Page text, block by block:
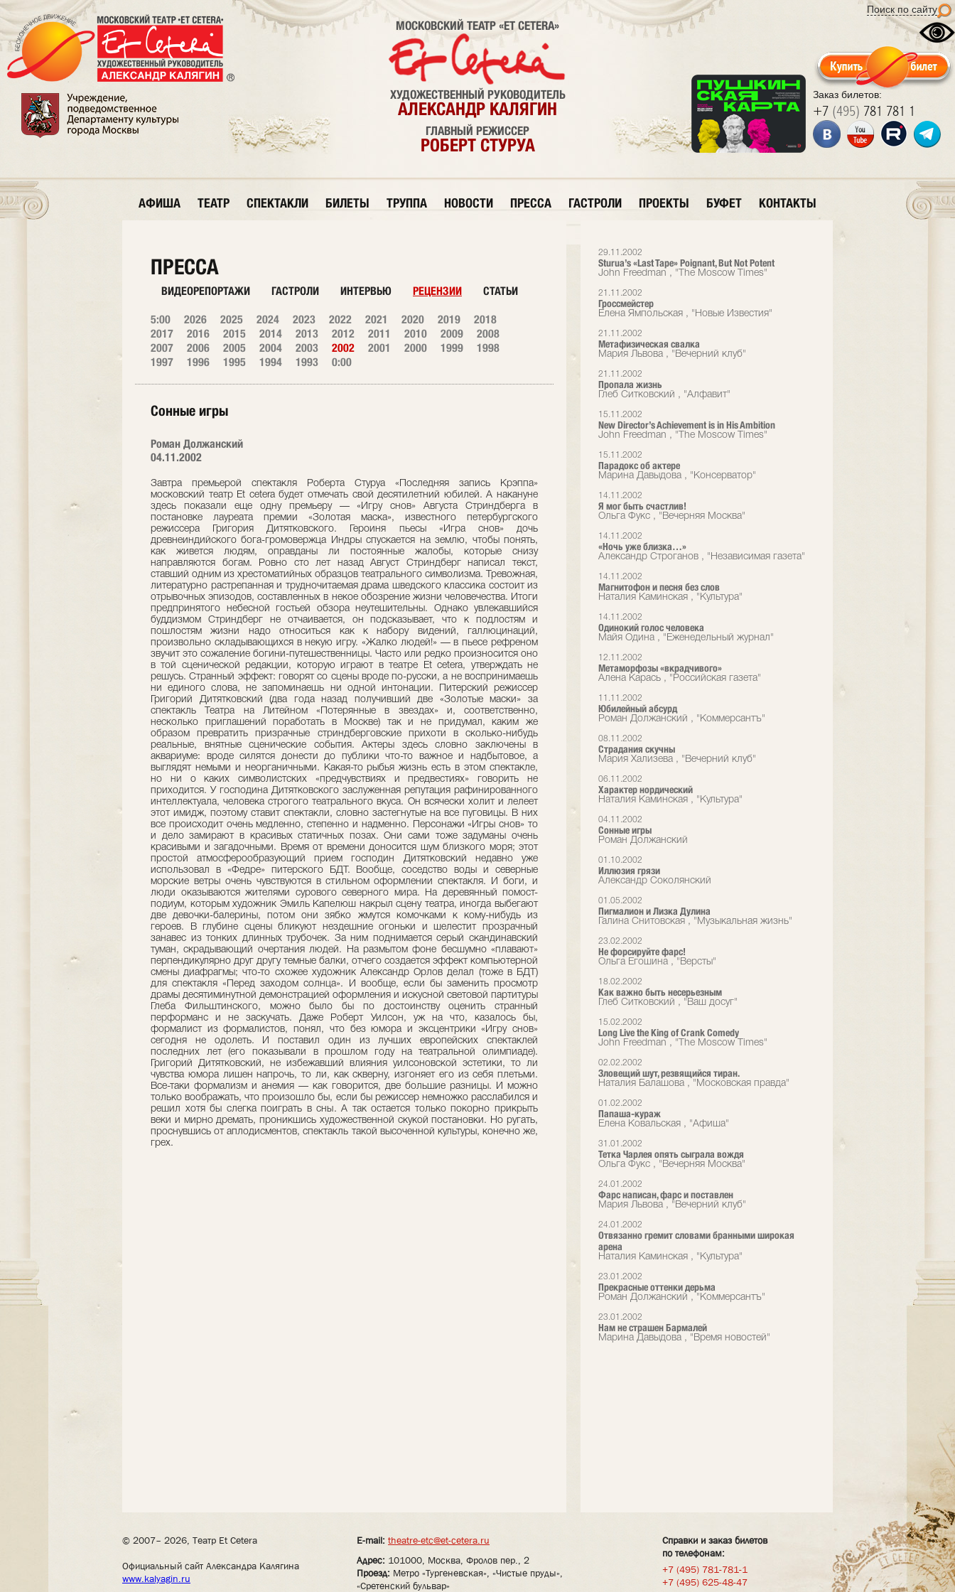
Поиск по сайту
Заказ билетов:
+7 (495) 781 781 1
МОСКОВСКИЙ ТЕАТР «ET CETERA»
ХУДОЖЕСТВЕННЫЙ РУКОВОДИТЕЛЬ
АЛЕКСАНДР КАЛЯГИН
ГЛАВНЫЙ РЕЖИССЕР
РОБЕРТ СТУРУА
АФИША ТЕАТР СПЕКТАКЛИ БИЛЕТЫ ТРУППА НОВОСТИ ПРЕССА ГАСТРОЛИ ПРОЕКТЫ БУФЕТ КОНТАКТЫ
29.11.2002
Sturua’s «Last Tape» Poignant, But Not Potent
John Freedman , "The Moscow Times"
21.11.2002
Гроссмейстер
Елена Ямпольская , "Новые Известия"
21.11.2002
Метафизическая свалка
Мария Львова , "Вечерний клуб"
21.11.2002
Пропала жизнь
Глеб Ситковский , "Алфавит"
15.11.2002
New Director’s Achievement is in His Ambition
John Freedman , "The Moscow Times"
15.11.2002
Парадокс об актере
Марина Давыдова , "Консерватор"
14.11.2002
Я мог быть счастлив!
Ольга Фукс , "Вечерняя Москва"
14.11.2002
«Ночь уже близка…»
Александр Строганов , "Независимая газета"
14.11.2002
Магнитофон и песня без слов
Наталия Каминская , "Культура"
14.11.2002
Одинокий голос человека
Майя Одина , "Еженедельный журнал"
12.11.2002
Метаморфозы «вкрадчивого»
Алена Карась , "Российская газета"
11.11.2002
Юбилейный абсурд
Роман Должанский , "Коммерсантъ"
08.11.2002
Страдания скучны
Мария Хализева , "Вечерний клуб"
06.11.2002
Характер нордический
Наталия Каминская , "Культура"
04.11.2002
Сонные игры
Роман Должанский
01.10.2002
Иллюзия грязи
Александр Соколянский
01.05.2002
Пигмалион и Лизка Дулина
Галина Снитовская , "Музыкальная жизнь"
23.02.2002
Не форсируйте фарс!
Ольга Егошина , "Версты"
18.02.2002
Как важно быть несерьезным
Глеб Ситковский , "Ваш досуг"
15.02.2002
Long Live the King of Crank Comedy
John Freedman , "The Moscow Times"
02.02.2002
Зловещий шут, резвящийся тиран.
Наталия Балашова , "Московская правда"
01.02.2002
Папаша-кураж
Елена Ковальская , "Афиша"
31.01.2002
Тетка Чарлея опять сыграла вождя
Ольга Фукс , "Вечерняя Москва"
24.01.2002
Фарс написан, фарс и поставлен
Мария Львова , "Вечерний клуб"
24.01.2002
Отвязанно гремит словами бранными широкая
арена
Наталия Каминская , "Культура"
23.01.2002
Прекрасные оттенки дерьма
Роман Должанский , "Коммерсантъ"
23.01.2002
Нам не страшен Бармалей
Марина Давыдова , "Время новостей"
ПРЕССА
ВИДЕОРЕПОРТАЖИ ГАСТРОЛИ ИНТЕРВЬЮ РЕЦЕНЗИИ СТАТЬИ
5:00 2026 2025 2024 2023 2022 2021 2020 2019
2018
2017
2016 2015 2014 2013 2012 2011 2010 2009
2008
2007
2006 2005 2004 2003 2002 2001 2000 1999
1998
1997
1996 1995 1994 1993 0:00
Сонные игры
Роман Должанский
04.11.2002
Завтра премьерой спектакля Роберта Стуруа «Последняя запись Крэппа»
московский театр Et cetera будет отмечать свой десятилетний юбилей. А накануне
здесь показали еще одну премьеру — «Игру снов» Августа Стриндберга в
постановке лауреата премии «Золотая маска», известного петербургского
режиссера Григория Дитятковского. Героиня пьесы «Игра снов» дочь
древнеиндийского бога-громовержца Индры спускается на землю, чтобы понять,
как живется людям, оправданы ли постоянные жалобы, которые снизу
направляются богам. Ровно сто лет назад Август Стриндберг написал текст,
ставший одним из хрестоматийных образцов театрального символизма. Тревожная,
литературно растрепанная и трудночитаемая драма шведского классика состоит из
отрывочных эпизодов, составленных в некое обозрение жизни человечества. Итоги
предпринятого небесной гостьей обзора неутешительны. Однако увлекавшийся
буддизмом Стриндберг не отчаивается, он подсказывает, что к подлостям и
пошлостям жизни надо относиться как к набору видений, галлюцинаций,
произвольно складывающихся в некую игру. «Жалко людей!» — в пьесе рефреном
звучит это сожаление богини-путешественницы. Часто или редко произносится оно
в той сценической редакции, которую играют в театре Et cetera, утверждать не
решусь. Странный эффект: говорят со сцены вроде по-русски, а не воспринимаешь
ни единого слова, не запоминаешь ни одной интонации. Питерский режиссер
Григорий Дитятковский (два года назад получивший две «Золотые маски» за
спектакль Театра на Литейном «Потерянные в звездах» и, соответственно,
несколько приглашений поработать в Москве) так и не придумал, каким же
образом превратить призрачные стриндберговские прихоти в сколько-нибудь
реальные, внятные сценические события. Актеры здесь словно заключены в
аквариуме: вроде силятся донести до публики что-то важное и надбытовое, а
выглядят немыми и неорганичными. Какая-то рыбья жизнь есть в этом спектакле,
но ни о каких символистских «предчувствиях и предвестиях» говорить не
приходится. У господина Дитятковского заслуженная репутация рафинированного
интеллектуала, человека строгого театрального вкуса. Он всячески холит и лелеет
этот имидж, поэтому ставит спектакли, словно застегнутые на все пуговицы. В них
все происходит очень медленно, степенно и надменно. Персонажи «Игры снов» то
и дело замирают в красивых статичных позах. Они сами тоже задуманы очень
красивыми и загадочными. Время от времени доносится шум близкого моря; этот
простой атмосферообразующий прием господин Дитятковский недавно уже
использовал в «Федре» питерского БДТ. Вообще, соседство воды и северные
морские ветры очень чувствуются в стильном оформлении спектакля. И боги, и
люди оказываются жителями сурового северного мира. На деревянный помост-
подиум, которым художник Эмиль Капелюш накрыл сцену театра, иногда выбегают
две девочки-балерины, потом они зябко жмутся комочками к кому-нибудь из
героев. В глубине сцены бликуют нездешние огоньки и шелестит прозрачный
занавес из тонких длинных трубочек. За ним поднимается серый скандинавский
туман, скрадывающий очертания людей. На размытом фоне бесшумно «плавают»
перпендикулярно друг другу темные балки, отчего создается эффект компьютерной
смены диафрагмы; что-то схожее художник Александр Орлов делал (тоже в БДТ)
для спектакля «Перед заходом солнца». И вообще, если бы заменить просмотр
драмы десятиминутной демонстрацией оформления и искусной световой партитуры
Глеба Фильштинского, можно было бы по достоинству оценить странный
перформанс и не заскучать. Даже Роберт Уилсон, уж на что, казалось бы,
формалист из формалистов, понял, что без юмора и эксцентрики «Игру снов»
сегодня не одолеть. И поставил один из лучших европейских спектаклей
последних лет (его показывали в прошлом году на театральной олимпиаде).
Григорий Дитятковский, не избежавший влияния уилсоновской эстетики, то ли
чувства юмора лишен напрочь, то ли, как скверну, изгоняет его из себя плетьми.
Все-таки формализм и анемия — как говорится, две большие разницы. И можно
только воображать, что произошло бы, если бы режиссер немножко расслабился и
решил хотя бы слегка поиграть в сны. А так остается только покорно прикрыть
веки и мирно дремать, проникшись художественной скукой постановки. Но ругать,
проснувшись от аплодисментов, спектакль такой высоченной культуры, конечно же,
грех.
© 2007– 2026, Театр Et Cetera
Официальный сайт Александра Калягина
www.kalyagin.ru
E-mail: theatre-etc@et-cetera.ru
Адрес: 101000, Москва, Фролов пер., 2
Проезд: Метро «Тургеневская», «Чистые пруды»,
«Сретенский бульвар»
Справки и заказ билетов
по телефонам:
+7 (495) 781-781-1
+7 (495) 625-48-47